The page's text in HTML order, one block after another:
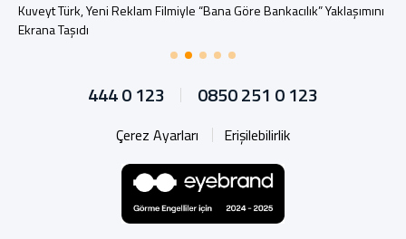
Kuveyt Türk, Yeni Reklam Filmiyle “Bana Göre Bankacılık” Yaklaşımını
Ekrana Taşıdı
444 0 123 0850 251 0 123
Çerez Ayarları Erişilebilirlik